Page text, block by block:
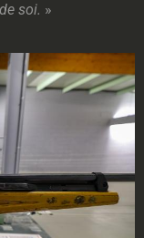
soi. »